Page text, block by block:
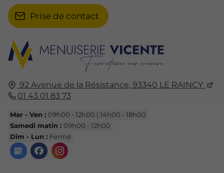
92 Avenue de la Résistance, 93340 LE RAINCY
01 43 01 83 73
Mar - Ven :09h00 - 12h00 | 14h00 - 18h00
Samedi matin :09h00 - 12h00
Dim - Lun : Fermé
Prise de contact